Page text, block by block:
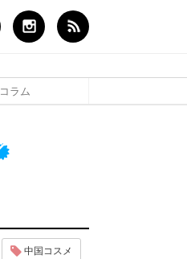
コラム
中国コスメ